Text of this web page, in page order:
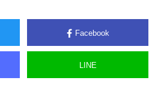
Facebook
LINE